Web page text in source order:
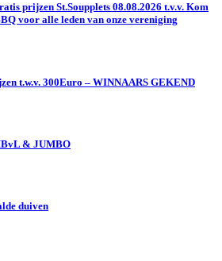
prijzen St.Soupplets 08.08.2026 t.v.v. Kom
voor alle leden van onze vereniging
t.w.v. 300Euro – WINNAARS GEKEND
& JUMBO
duiven